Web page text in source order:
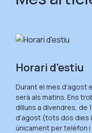
Horari d'estiu
Durant el mes d'agost
serà als matins. Ens
dilluns a divendres, de
d'agost (tots dos dies
únicament per telèfon